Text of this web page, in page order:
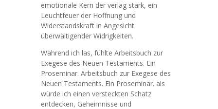
emotionale Kern der verlag stark, ein
Leuchtfeuer der Hoffnung und
Widerstandskraft in Angesicht
überwältigender Widrigkeiten.
Während ich las, fühlte Arbeitsbuch zur
Exegese des Neuen Testaments. Ein
Proseminar. Arbeitsbuch zur Exegese des
Neuen Testaments. Ein Proseminar. als
würde ich einen versteckten Schatz
entdecken, Geheimnisse und